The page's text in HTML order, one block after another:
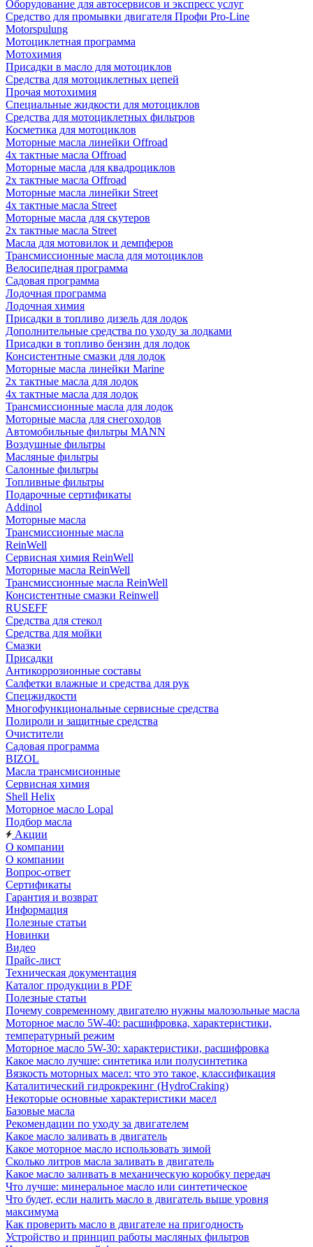
Оборудование для автосервисов и экспресс услуг
Средство для промывки двигателя Профи Pro-Line
Motorspulung
Мотоциклетная программа
Мотохимия
Присадки в масло для мотоциклов
Средства для мотоциклетных цепей
Прочая мотохимия
Специальные жидкости для мотоциклов
Средства для мотоциклетных фильтров
Косметика для мотоциклов
Моторные масла линейки Offroad
4х тактные масла Offroad
Моторные масла для квадроциклов
2х тактные масла Offroad
Моторные масла линейки Street
4х тактные масла Street
Моторные масла для скутеров
2х тактные масла Street
Масла для мотовилок и демпферов
Трансмиссионные масла для мотоциклов
Велосипедная программа
Садовая программа
Лодочная программа
Лодочная химия
Присадки в топливо дизель для лодок
Дополнительные средства по уходу за лодками
Присадки в топливо бензин для лодок
Консистентные смазки для лодок
Моторные масла линейки Marine
2х тактные масла для лодок
4х тактные масла для лодок
Трансмиссионные масла для лодок
Моторные масла для снегоходов
Автомобильные фильтры MANN
Воздушные фильтры
Масляные фильтры
Салонные фильтры
Топливные фильтры
Подарочные сертификаты
Addinol
Моторные масла
Трансмиссионные масла
ReinWell
Сервисная химия ReinWell
Моторные масла ReinWell
Трансмиссионные масла ReinWell
Консистентные смазки Reinwell
RUSEFF
Средства для стекол
Средства для мойки
Смазки
Присадки
Антикоррозионные составы
Салфетки влажные и средства для рук
Спецжидкости
Многофункциональные сервисные средства
Полироли и защитные средства
Очистители
Садовая программа
BIZOL
Масла трансмисионные
Сервисная химия
Shell Helix
Моторное масло Lopal
Подбор масла
Акции
О компании
О компании
Вопрос-ответ
Сертификаты
Гарантия и возврат
Информация
Полезные статьи
Новинки
Видео
Прайс-лист
Техническая документация
Каталог продукции в PDF
Полезные статьи
Почему современному двигателю нужны малозольные масла
Моторное масло 5W-40: расшифровка, характеристики,
температурный режим
Моторное масло 5W-30: характеристики, расшифровка
Какое масло лучше: синтетика или полусинтетика
Вязкость моторных масел: что это такое, классификация
Каталитический гидрокрекинг (НydroСraking)
Некоторые основные характеристики масел
Базовые масла
Рекомендации по уходу за двигателем
Какое масло заливать в двигатель
Какое моторное масло использовать зимой
Сколько литров масла заливать в двигатель
Какое масло заливать в механическую коробку передач
Что лучше: минеральное масло или синтетическое
Что будет, если налить масло в двигатель выше уровня
максимума
Как проверить масло в двигателе на пригодность
Устройство и принцип работы масляных фильтров